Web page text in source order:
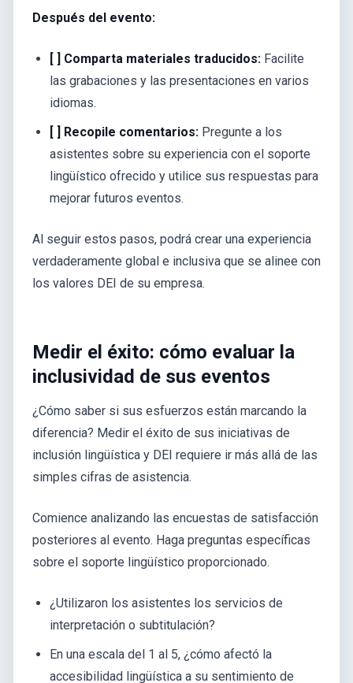
Después del evento:
[ ] Comparta materiales traducidos: Facilite
las grabaciones y las presentaciones en varios
idiomas.
[ ] Recopile comentarios: Pregunte a los
asistentes sobre su experiencia con el soporte
lingüístico ofrecido y utilice sus respuestas para
mejorar futuros eventos.
Al seguir estos pasos, podrá crear una experiencia
verdaderamente global e inclusiva que se alinee con
los valores DEI de su empresa.
Medir el éxito: cómo evaluar la
inclusividad de sus eventos
¿Cómo saber si sus esfuerzos están marcando la
diferencia? Medir el éxito de sus iniciativas de
inclusión lingüística y DEI requiere ir más allá de las
simples cifras de asistencia.
Comience analizando las encuestas de satisfacción
posteriores al evento. Haga preguntas específicas
sobre el soporte lingüístico proporcionado.
¿Utilizaron los asistentes los servicios de
interpretación o subtitulación?
En una escala del 1 al 5, ¿cómo afectó la
accesibilidad lingüística a su sentimiento de